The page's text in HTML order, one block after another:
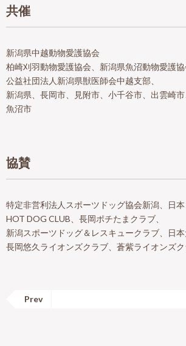
共催
新潟県中越動物愛護協会
柏崎刈羽動物愛護協会、新潟県魚沼動物愛護協
公益社団法人新潟県獣医師会中越支部、
新潟県、長岡市、見附市、小千谷市、出雲崎市
魚沼市
協賛
特定非営利法人スポーツドッグ協会新潟、日本
HOT DOG CLUB、長岡ポチたまクラブ、
新潟スポーツドッグ＆レスキュークラブ、日本
長岡悠久ライオンズクラブ、蒼紫ライオンズ
Prev